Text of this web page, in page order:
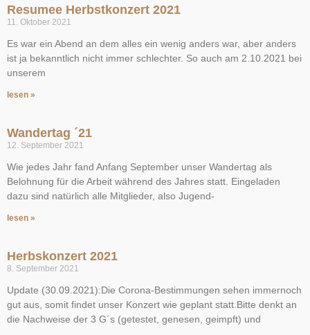
Resumee Herbstkonzert 2021
11. Oktober 2021
Es war ein Abend an dem alles ein wenig anders war, aber anders
ist ja bekanntlich nicht immer schlechter. So auch am 2.10.2021 bei
unserem
lesen »
Wandertag ´21
12. September 2021
Wie jedes Jahr fand Anfang September unser Wandertag als
Belohnung für die Arbeit während des Jahres statt. Eingeladen
dazu sind natürlich alle Mitglieder, also Jugend-
lesen »
Herbskonzert 2021
8. September 2021
Update (30.09.2021):Die Corona-Bestimmungen sehen immernoch
gut aus, somit findet unser Konzert wie geplant statt.Bitte denkt an
die Nachweise der 3 G´s (getestet, genesen, geimpft) und